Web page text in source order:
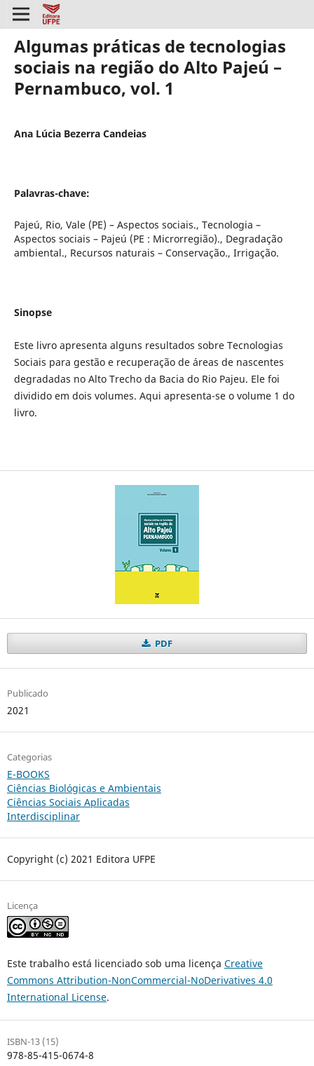
Algumas práticas de tecnologias
sociais na região do Alto Pajeú –
Pernambuco, vol. 1
Ana Lúcia Bezerra Candeias
Palavras-chave:
Pajeú, Rio, Vale (PE) – Aspectos sociais., Tecnologia –
Aspectos sociais – Pajeú (PE : Microrregião)., Degradação
ambiental., Recursos naturais – Conservação., Irrigação.
Sinopse
Este livro apresenta alguns resultados sobre Tecnologias
Sociais para gestão e recuperação de áreas de nascentes
degradadas no Alto Trecho da Bacia do Rio Pajeu. Ele foi
dividido em dois volumes. Aqui apresenta-se o volume 1 do
livro.
PDF
Publicado
2021
Categorias
E-BOOKS
Ciências Biológicas e Ambientais
Ciências Sociais Aplicadas
Interdisciplinar
Copyright (c) 2021 Editora UFPE
Licença
Este trabalho está licenciado sob uma licença Creative
Commons Attribution-NonCommercial-NoDerivatives 4.0
International License.
ISBN-13 (15)
978-85-415-0674-8